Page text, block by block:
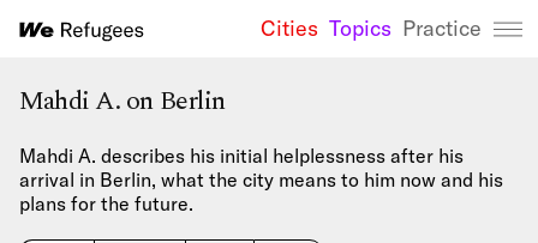
We
Cities Topics Practice
Mahdi A. on Berlin
Mahdi A. describes his initial helplessness after his
arrival in Berlin, what the city means to him now and his
plans for the future.